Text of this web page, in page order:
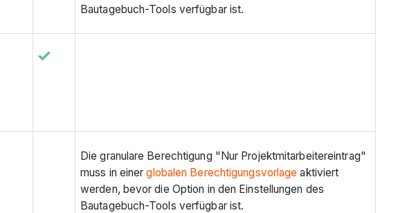
Bautagebuch-Tools verfügbar ist.
Die granulare Berechtigung "Nur Projektmitarbeitereintrag"
muss in einerglobalen Berechtigungsvorlage aktiviert
werden, bevor die Option in den Einstellungen des
Bautagebuch-Tools verfügbar ist.